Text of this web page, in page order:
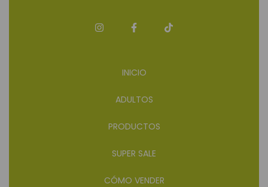
INICIO
ADULTOS
PRODUCTOS
SUPER SALE
CÓMO VENDER